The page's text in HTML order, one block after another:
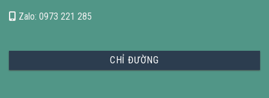
Zalo: 0973 221 285
CHỈ ĐƯỜNG